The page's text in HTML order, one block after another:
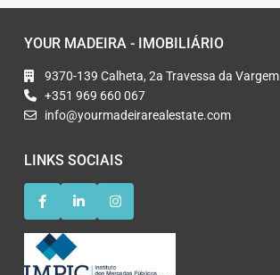
YOUR MADEIRA - IMOBILIÁRIO
9370-139 Calheta, 2a Travessa da Vargem
+351 969 660 067
info@yourmadeirarealestate.com
LINKS SOCIAIS